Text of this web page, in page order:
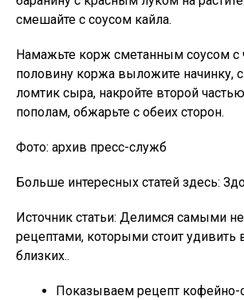
смешайте с соусом кайла.
Намажьте корж сметанным соусом с
половину коржа выложите начинку,
ломтик сыра, накройте второй
пополам, обжарьте с обеих сторон.
Фото: архив пресс-служб
Больше интересных статей здесь:
Источник статьи: Делимся самыми
рецептами, которыми стоит
близких..
Показываем рецепт кофейно-